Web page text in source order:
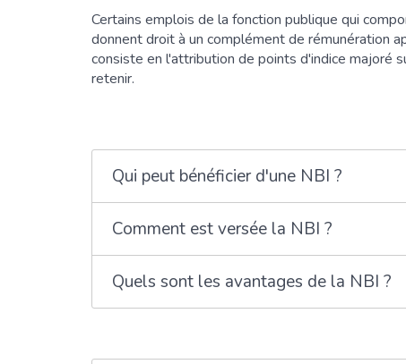
Certains emplois de la fonction publique qui
donnent droit à un complément de rémunération
consiste en l'attribution de points d'indice majoré
retenir.
Qui peut bénéficier d'une NBI ?
Comment est versée la NBI ?
Quels sont les avantages de la NBI ?